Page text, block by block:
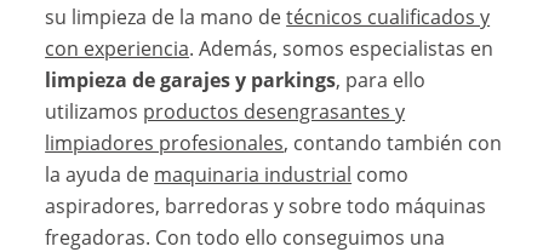
su limpieza de la mano detécnicos cualificados y
con experiencia. Además, somos especialistas en
limpieza de garajes y parkings, para ello
utilizamos productos desengrasantes y
limpiadores profesionales, contando también con
la ayuda de maquinaria industrial como
aspiradores, barredoras y sobre todo máquinas
fregadoras. Con todo ello conseguimos una